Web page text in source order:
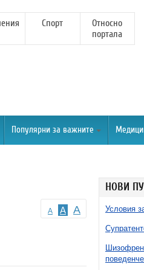
Спорт
Относно
портала
Популярни за важните
НОВИ
Условия
A A A